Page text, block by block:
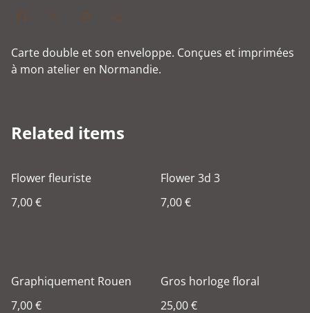
Carte double et son enveloppe. Conçues et imprimées
à mon atelier en Normandie.
Related items
Flower fleuriste
7,00 €
Flower 3d 3
7,00 €
Graphiquement Rouen
7,00 €
Gros horloge floral
25,00 €